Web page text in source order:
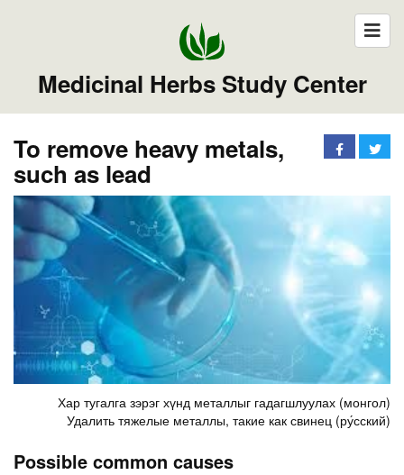
Medicinal Herbs Study Center
To remove heavy metals,
such as lead
Хар тугалга зэрэг хүнд металлыг гадагшлуулах (монгол)
Удалить тяжелые металлы, такие как свинец (ру́сский)
Possible common causes